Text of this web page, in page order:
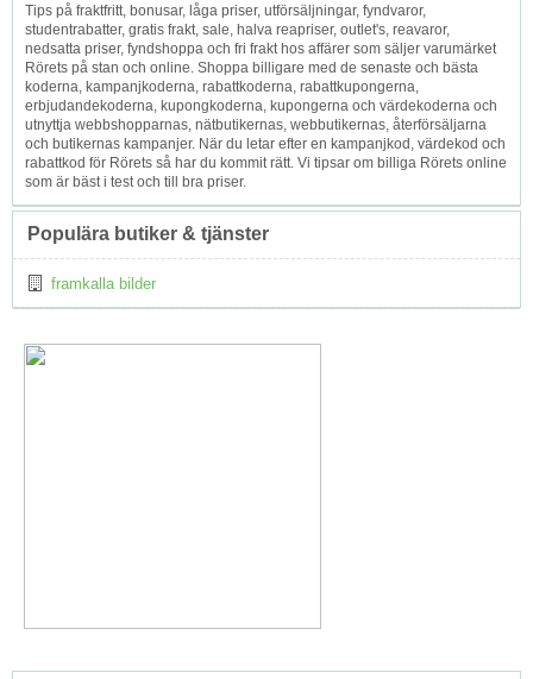
Tips på fraktfritt, bonusar, låga priser, utförsäljningar, fyndvaror,
studentrabatter, gratis frakt, sale, halva reapriser, outlet's, reavaror,
nedsatta priser, fyndshoppa och fri frakt hos affärer som säljer varumärket
Rörets på stan och online. Shoppa billigare med de senaste och bästa
koderna, kampanjkoderna, rabattkoderna, rabattkupongerna,
erbjudandekoderna, kupongkoderna, kupongerna och värdekoderna och
utnyttja webbshopparnas, nätbutikernas, webbutikernas, återförsäljarna
och butikernas kampanjer. När du letar efter en kampanjkod, värdekod och
rabattkod för Rörets så har du kommit rätt. Vi tipsar om billiga Rörets online
som är bäst i test och till bra priser.
Populära butiker & tjänster
framkalla bilder